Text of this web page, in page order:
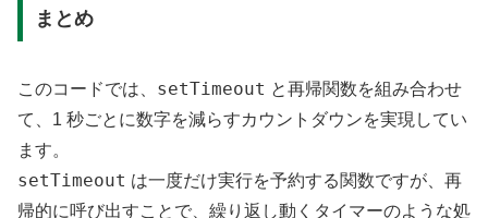
まとめ
このコードでは、 setTimeout と再帰関数を組み合わせ
て、1 秒ごとに数字を減らすカウントダウンを実現してい
ます。
setTimeout は一度だけ実行を予約する関数ですが、再
帰的に呼び出すことで、繰り返し動くタイマーのような処